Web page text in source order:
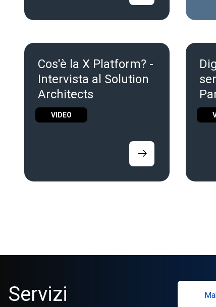
Cos'è la X Platform? -
Intervista al Solution
Architects
VIDEO
Servizi